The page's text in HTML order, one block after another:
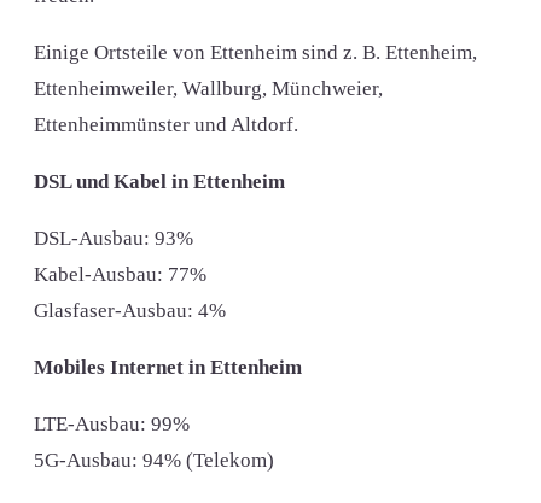
Einige Ortsteile von Ettenheim sind z. B. Ettenheim,
Ettenheimweiler, Wallburg, Münchweier,
Ettenheimmünster und Altdorf.
DSL und Kabel in Ettenheim
DSL-Ausbau: 93%
Kabel-Ausbau: 77%
Glasfaser-Ausbau: 4%
Mobiles Internet in Ettenheim
LTE-Ausbau: 99%
5G-Ausbau: 94% (Telekom)